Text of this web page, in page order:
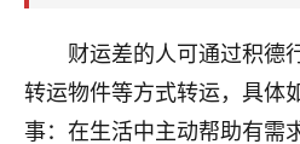
财运差的人可通过积德
转运物件等方式转运，具体
事：在生活中主动帮助有需
3小时前 来自河北
付深